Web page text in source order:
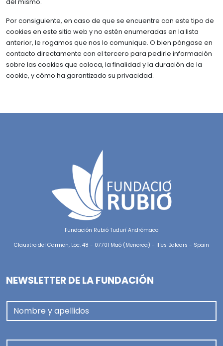
del mismo.
Por consiguiente, en caso de que se encuentre con este tipo de
cookies en este sitio web y no estén enumeradas en la lista
anterior, le rogamos que nos lo comunique. O bien póngase en
contacto directamente con el tercero para pedirle información
sobre las cookies que coloca, la finalidad y la duración de la
cookie, y cómo ha garantizado su privacidad.
Fundación Rubió Tudurí Andrómaco
Claustro del Carmen, Loc. 48 - 07701 Maó (Menorca) - Illes Balears - Spain
NEWSLETTER DE LA FUNDACIÓN
Nombre y apellidos